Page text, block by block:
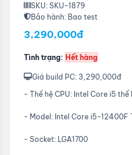
SKU: SKU-1879
Bảo hành: Bao test
3,290,000đ
Tình trạng: Hết hàng
Giá build PC: 3,290,000đ
- Thế hệ CPU: Intel Core i5 thế
- Model: Intel Core i5-12400F
- Socket: LGA1700